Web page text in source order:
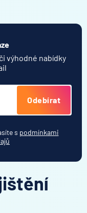
výhodné nabídky
Odebírat
s podmínkami